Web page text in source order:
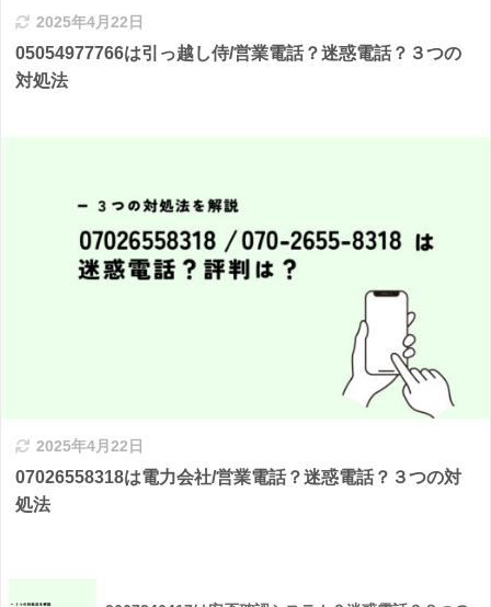
2025年4月22日
05054977766は引っ越し侍/営業電話？迷惑電話？３つの
対処法
2025年4月22日
07026558318は電力会社/営業電話？迷惑電話？３つの対
処法